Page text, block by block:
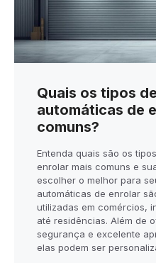
Quais os tipos
automáticas de
comuns?
Entenda quais são os
enrolar mais comuns e
escolher o melhor para
automáticas de enrolar
utilizadas em comércios,
até residências. Além de
segurança e excelente
elas podem ser